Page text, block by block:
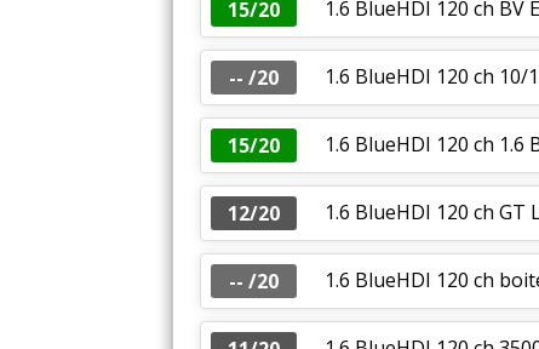
15/20 1.6 BlueHDI 120 ch BV
-- /20 1.6 BlueHDI 120 ch 10/
15/20 1.6 BlueHDI 120 ch 1.6
12/20 1.6 BlueHDI 120 ch GT
-- /20 1.6 BlueHDI 120 ch